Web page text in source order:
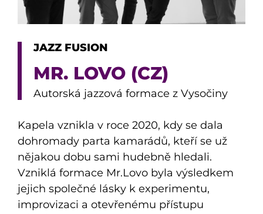
JAZZ FUSION
MR. LOVO (CZ)
Autorská jazzová formace z Vysočiny
Kapela vznikla v roce 2020, kdy se dala
dohromady parta kamarádů, kteří se už
nějakou dobu sami hudebně hledali.
Vzniklá formace Mr.Lovo byla výsledkem
jejich společné lásky k experimentu,
improvizaci a otevřenému přístupu